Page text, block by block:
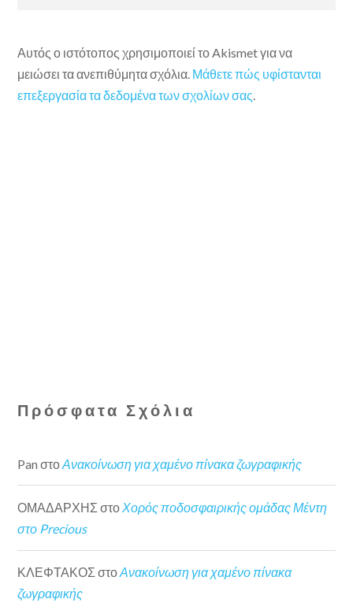
Αυτός ο ιστότοπος χρησιμοποιεί το Akismet για να
μειώσει τα ανεπιθύμητα σχόλια. Μάθετε πώς υφίστανται
επεξεργασία τα δεδομένα των σχολίων σας.
Πρόσφατα Σχόλια
Pan στοΑνακοίνωση για χαμένο πίνακα ζωγραφικής
ΟΜΑΔΑΡΧΗΣ στοΧορός ποδοσφαιρικής ομάδας Μέντη
στο Precious
ΚΛΕΦΤΑΚΟΣ στοΑνακοίνωση για χαμένο πίνακα
ζωγραφικής